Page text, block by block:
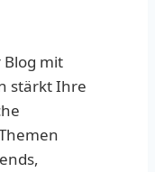
mit
stärkt Ihre